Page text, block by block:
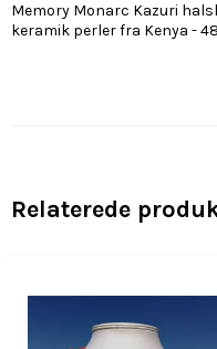
Memory Monarc Kazuri
keramik perler fra Kenya -
Relaterede